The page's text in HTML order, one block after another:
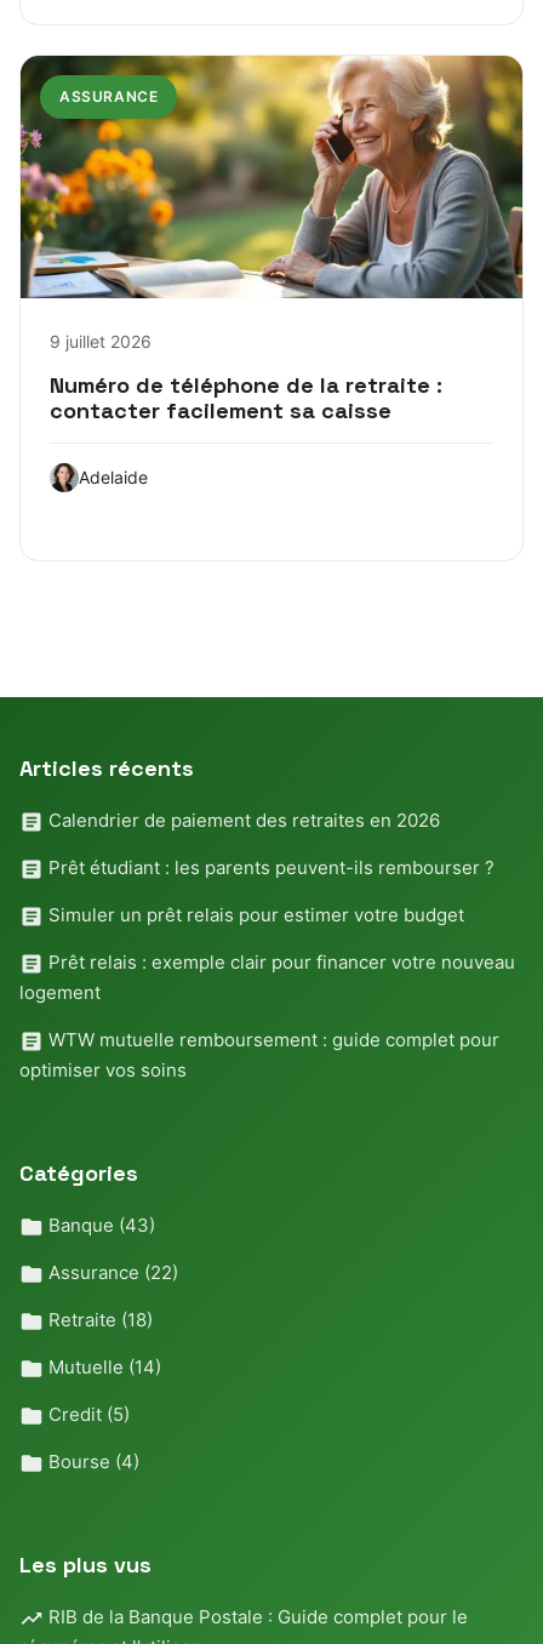
ASSURANCE
9 juillet 2026
Numéro de téléphone de la retraite :
contacter facilement sa caisse
Adelaide
Articles récents
Calendrier de paiement des retraites en 2026
Prêt étudiant : les parents peuvent-ils rembourser ?
Simuler un prêt relais pour estimer votre budget
Prêt relais : exemple clair pour financer votre nouveau
logement
WTW mutuelle remboursement : guide complet pour
optimiser vos soins
Catégories
Banque (43)
Assurance (22)
Retraite (18)
Mutuelle (14)
Credit (5)
Bourse (4)
Les plus vus
RIB de la Banque Postale : Guide complet pour le